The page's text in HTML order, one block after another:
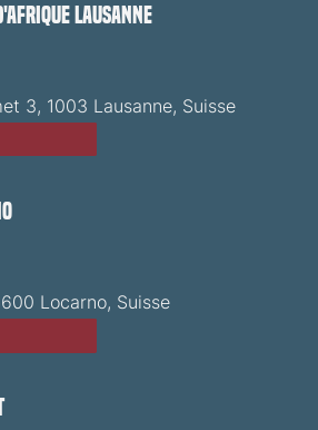
Lausanne
3, 1003 Lausanne, Suisse
Locarno, Suisse